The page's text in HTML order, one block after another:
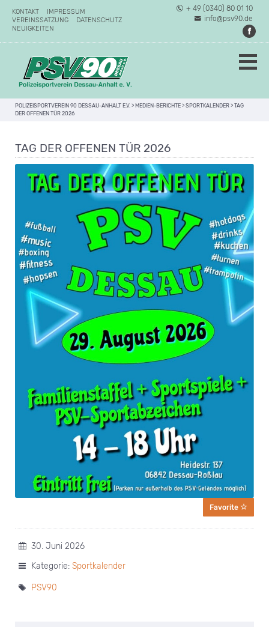
KONTAKT
IMPRESSUM
VEREINSSATZUNG
DATENSCHUTZ
NEUIGKEITEN
+ 49 (0340) 80 01 10
info@psv90.de
POLIZEISPORTVEREIN 90 DESSAU-ANHALT E.V. > MEDIEN-BERICHTE > SPORTKALENDER > TAG
DER OFFENEN TÜR 2026
TAG DER OFFENEN TÜR 2026
Favorite
30. Juni 2026
Kategorie: Sportkalender
PSV90